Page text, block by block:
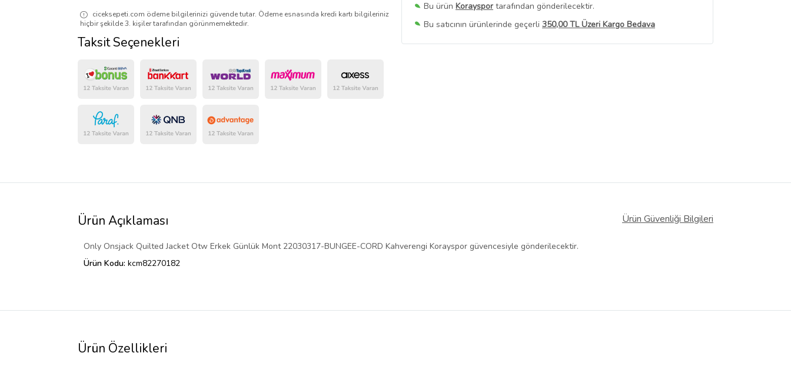
Bu ürün Korayspor tarafından gönderilecektir.
Bu satıcının ürünlerinde geçerli 350,00 TL Üzeri Kargo Bedava
Bu SatıcınınTüm Ürünlerini Görüntüle
ciceksepeti.com ödeme bilgilerinizi güvende tutar. Ödeme esnasında kredi kartı bilgileriniz
hiçbir şekilde 3. kişiler tarafından görünmemektedir.
Taksit Seçenekleri
Ürün Açıklaması Ürün Güvenliği Bilgileri
Only Onsjack Quilted Jacket Otw Erkek Günlük Mont 22030317-BUNGEE-CORD Kahverengi Korayspor güvencesiyle gönderilecektir.
Ürün Kodu: kcm82270182
Ürün Özellikleri